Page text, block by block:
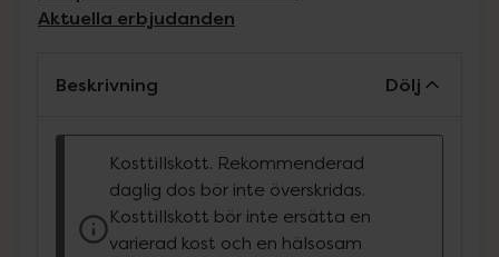
Aktuella erbjudanden
Beskrivning Dölj
Kosttillskott. Rekommenderad
daglig dos bör inte överskridas.
Kosttillskott bör inte ersätta en
varierad kost och en hälsosam